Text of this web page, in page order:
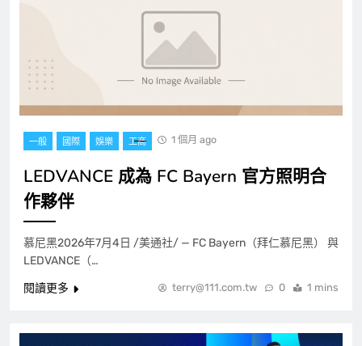
一般 國際 娛樂 工商 1 個月 ago
LEDVANCE 成為 FC Bayern 官方照明合
作夥伴
慕尼黑2026年7月4日 /美通社/ — FC Bayern（拜仁慕尼黑） 與
LEDVANCE（…
閱讀更多
terry@111.com.tw 0 1 mins